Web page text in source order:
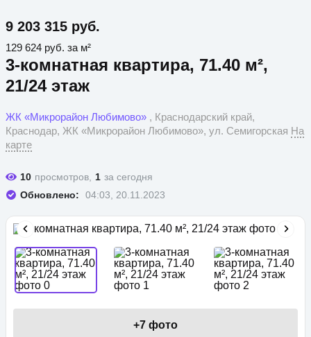
3-комнатная квартира, 71.40 м²,
21/24 этаж
9 203 315 руб.
ЖК «Микрорайон Любимово» , Краснодарский край,
Краснодар, ЖК «Микрорайон Любимово», ул. Семигорская На
карте
129 624 руб. за м²
10 просмотров, 1 за сегодня
Обновлено:
04:03, 20.11.2023
+7 фото